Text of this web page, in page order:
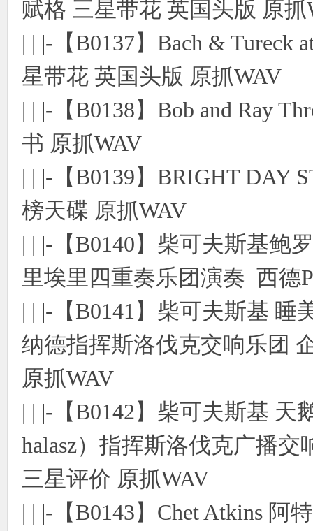
赋格 三星带花 英国头版 原抓
| | |-【B0137】Bach & Tureck
星带花 英国头版 原抓WAV
| | |-【B0138】Bob and Ray
书 原抓WAV
| | |-【B0139】BRIGHT DAY
榜天碟 原抓WAV
| | |-【B0140】柴可夫斯基鲍
里埃里四重奏乐团演奏 西德
| | |-【B0141】柴可夫斯基 睡
纳德指挥斯洛伐克交响乐团
原抓WAV
| | |-【B0142】柴可夫斯基 天
halasz）指挥斯洛伐克广播
三星评价 原抓WAV
| | |-【B0143】Chet Atkins 阿